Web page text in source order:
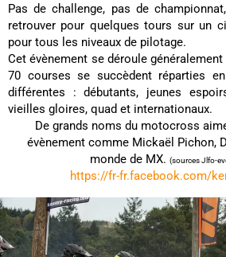
Pas de challenge, pas de
retrouver pour quelques tours sur un
pour tous les niveaux de pilotage.
Cet évènement se déroule
70 courses se succèdent réparties
différentes : débutants, jeunes
vieilles gloires, quad et internationaux.
De grands noms du motocross
évènement comme Mickaël Pichon,
monde de MX. (sources Jlfo-
https://fr-fr.facebook.com/